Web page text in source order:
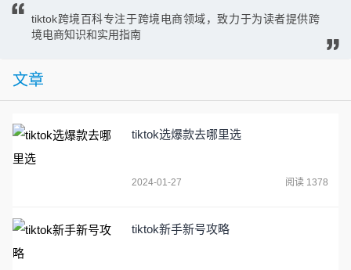
tiktok跨境百科专注于跨境电商领域，致力于为读者提供跨
境电商知识和实用指南
文章
tiktok选爆款去哪里选
2024-01-27 阅读 1378
tiktok新手新号攻略